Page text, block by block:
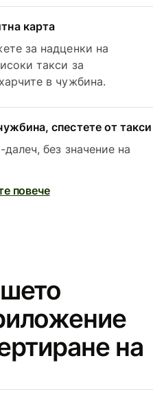
карта
за надценки на
такси за
в чужбина.
спестете от такси
без значение на
повече
на